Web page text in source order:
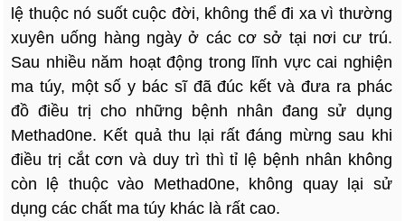
lệ thuộc nó suốt cuộc đời, không thể đi xa vì thường
xuyên uống hàng ngày ở các cơ sở tại nơi cư trú.
Sau nhiều năm hoạt động trong lĩnh vực cai nghiện
ma túy, một số y bác sĩ đã đúc kết và đưa ra phác
đồ điều trị cho những bệnh nhân đang sử dụng
Methad0ne. Kết quả thu lại rất đáng mừng sau khi
điều trị cắt cơn và duy trì thì tỉ lệ bệnh nhân không
còn lệ thuộc vào Methad0ne, không quay lại sử
dụng các chất ma túy khác là rất cao.